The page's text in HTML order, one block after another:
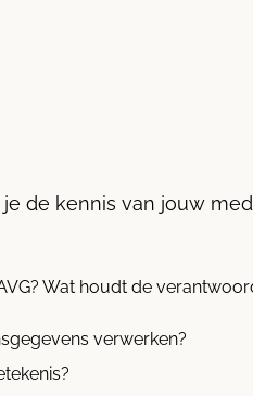
de kennis van jouw
Wat houdt de
verwerken?